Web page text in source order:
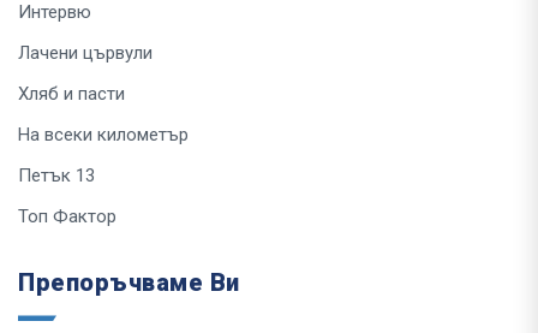
Интервю
Лачени цървули
Хляб и пасти
На всеки километър
Петък 13
Топ Фактор
Препоръчваме Ви